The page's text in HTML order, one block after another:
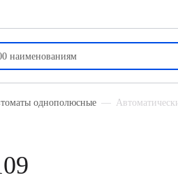
однополюсные